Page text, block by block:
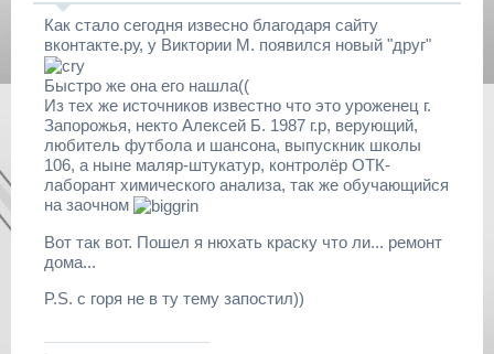
Как стало сегодня извесно благодаря сайту
вконтакте.ру, у Виктории М. появился новый "друг"
Быстро же она его нашла((
Из тех же источников известно что это уроженец г.
Запорожья, некто Алексей Б. 1987 г.р, верующий,
любитель футбола и шансона, выпускник школы
106, а ныне маляр-штукатур, контролёр ОТК-
лаборант химического анализа, так же обучающийся
на заочном
Вот так вот. Пошел я нюхать краску что ли... ремонт
дома...
P.S. с горя не в ту тему запостил))